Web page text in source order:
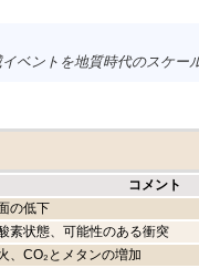
ントを地質時代のスケー
コメント
の低下
素状態、可能性のある衝突
、CO₂とメタンの増加